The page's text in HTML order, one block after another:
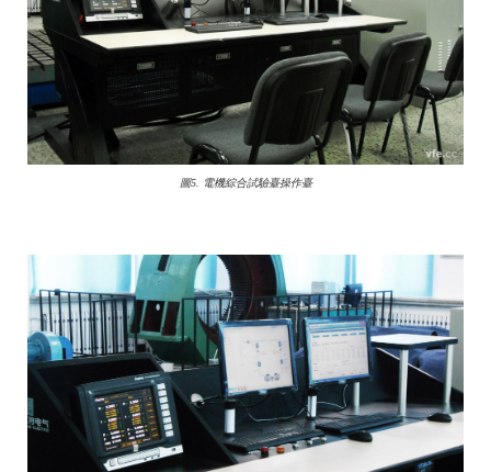
圖5. 電機綜合試驗臺操作臺